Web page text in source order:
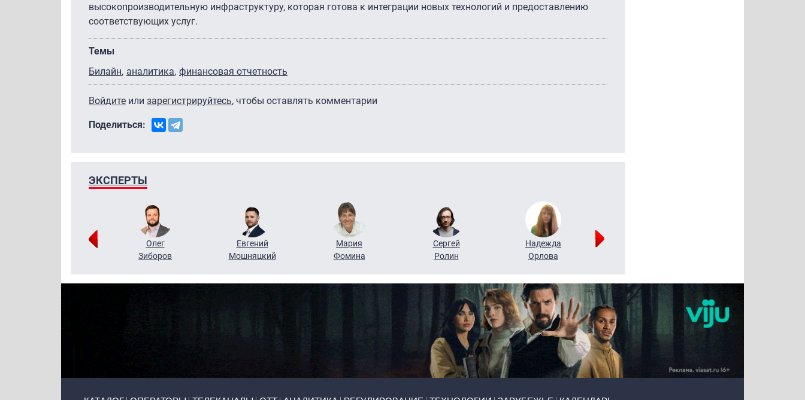
высокопроизводительную инфраструктуру, которая готова к интеграции новых технологий и предоставлению
соответствующих услуг.
Темы
Билайн аналитика финансовая отчетность
Войдите или зарегистрируйтесь, чтобы оставлять комментарии
Поделиться:
ЭКСПЕРТЫ
Олег
Зиборов
Евгений
Мошняцкий
Мария
Фомина
Сергей
Ролин
Надежда
Орлова